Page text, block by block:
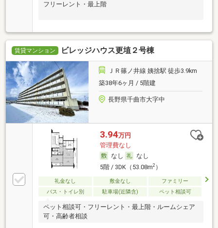
フリーレント・最上階
賃貸マンション ビレッジハウス更埴２号棟
ＪＲ篠ノ井線 姨捨駅 徒歩3.9km
築38年6ヶ月 / 5階建
長野県千曲市大字中
3.94万円
管理費なし
なし
なし
5階 / 3DK（53.08m2）
礼金なし 敷金なし
ファミリー
バス・トイレ別
駐車場(近隣含) ペット相談可
ペット相談可・フリーレント・最上階・ルームシェア
可・高齢者相談